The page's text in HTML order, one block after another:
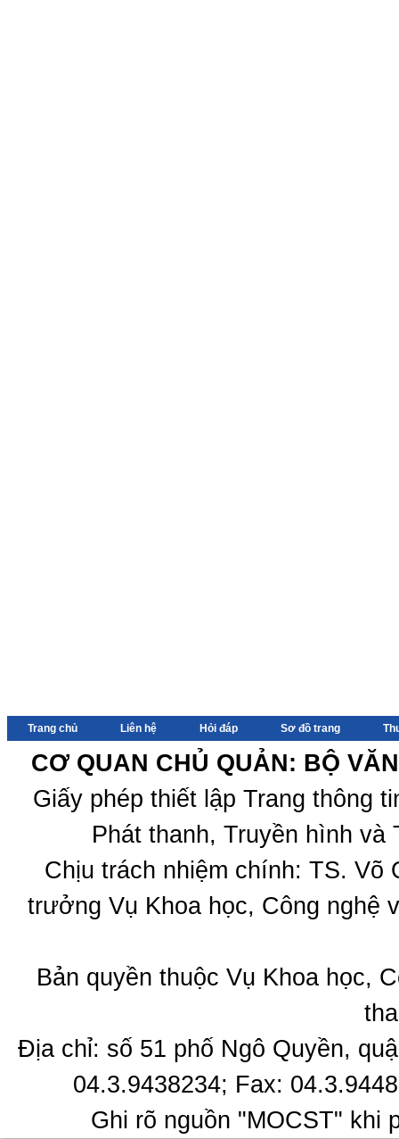
Trang chủ Liên hệ Hỏi đáp Sơ đồ trang
CƠ QUAN CHỦ QUẢN: BỘ
Giấy phép thiết lập Trang thông
Phát thanh, Truyền hình
Chịu trách nhiệm chính: TS.
trưởng Vụ Khoa học, Công nghệ
Bản quyền thuộc Vụ Khoa học,
Địa chỉ: số 51 phố Ngô Quyền,
04.3.9438234; Fax:
Ghi rõ nguồn "MOCST" khi